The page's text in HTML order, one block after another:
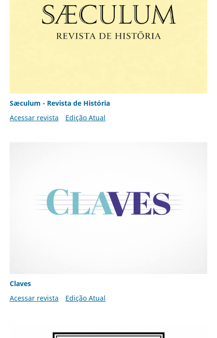
Sæculum - Revista de História
Acessar revista
Edição Atual
Claves
Acessar revista
Edição Atual